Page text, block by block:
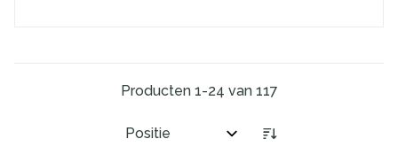
Producten 1-24 van 117
Sorteer op: